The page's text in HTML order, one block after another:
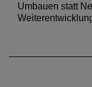
Umbauen statt